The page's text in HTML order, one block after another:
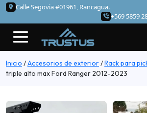
Calle Segovia #01961, Rancagua.
+569 5859
Inicio /Accesorios de exterior/Rack para
triple alto max Ford Ranger 2012-2023